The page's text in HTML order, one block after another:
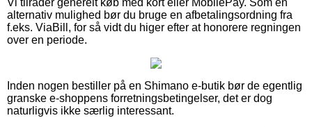
alternativ mulighed bør du bruge en afbetalingsordning fra
f.eks. ViaBill, for så vidt du higer efter at honorere regningen
over en periode.
Inden nogen bestiller på en Shimano e-butik bør de egentlig
granske e-shoppens forretningsbetingelser, det er dog
naturligvis ikke særlig interessant.